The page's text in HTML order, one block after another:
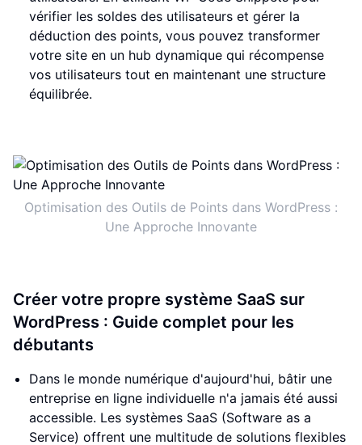
vérifier les soldes des utilisateurs et gérer la
déduction des points, vous pouvez transformer
votre site en un hub dynamique qui récompense
vos utilisateurs tout en maintenant une structure
équilibrée.
Optimisation des Outils de Points dans WordPress :
Une Approche Innovante
Créer votre propre système SaaS sur
WordPress : Guide complet pour les
débutants
Dans le monde numérique d'aujourd'hui, bâtir une
entreprise en ligne individuelle n'a jamais été aussi
accessible. Les systèmes SaaS (Software as a
Service) offrent une multitude de solutions flexibles